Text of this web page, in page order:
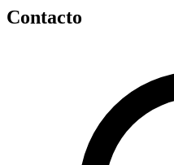
Contacto